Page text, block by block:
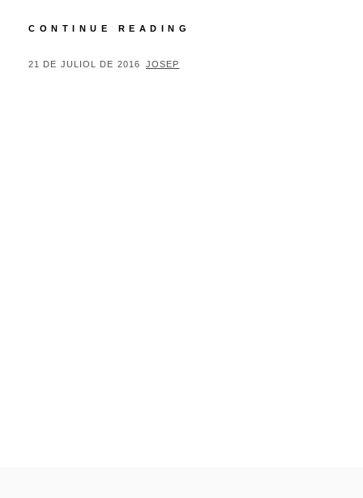
CONTINUE READING
POSTED
21 DE JULIOL DE 2016 BY
JOSEP